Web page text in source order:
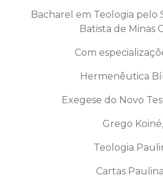
Bacharel em Teologia pelo
Batista de Minas
Com
Hermenêutica
Exegese do Novo
Grego Koiné,
Teologia
Cartas